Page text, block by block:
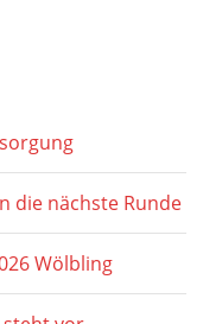
die nächste Runde
Wölbling